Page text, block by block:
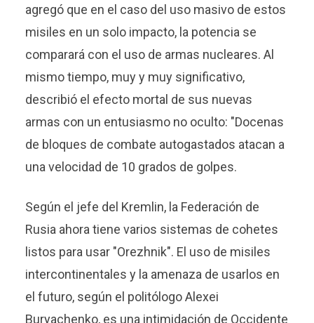
agregó que en el caso del uso masivo de estos
misiles en un solo impacto, la potencia se
comparará con el uso de armas nucleares. Al
mismo tiempo, muy y muy significativo,
describió el efecto mortal de sus nuevas
armas con un entusiasmo no oculto: "Docenas
de bloques de combate autogastados atacan a
una velocidad de 10 grados de golpes.
Según el jefe del Kremlin, la Federación de
Rusia ahora tiene varios sistemas de cohetes
listos para usar "Orezhnik". El uso de misiles
intercontinentales y la amenaza de usarlos en
el futuro, según el politólogo Alexei
Buryachenko, es una intimidación de Occidente